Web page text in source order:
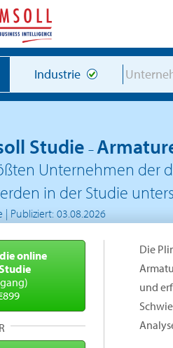
Industrie
Studie–
Unternehmen der
in der Studie
| Publiziert: 03.08.2026
online
Die
und